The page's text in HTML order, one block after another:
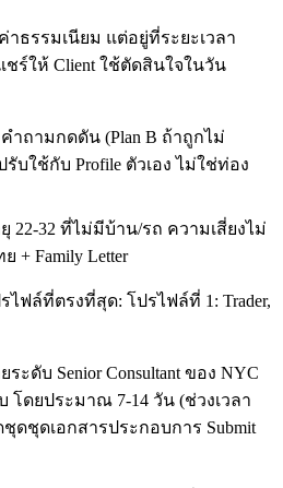
ค่าธรรมเนียม แต่อยู่ที่ระยะเวลา
ชร์ให้ Client ใช้ตัดสินใจในวัน
คำถามกดดัน (Plan B ถ้าถูกไม่
บใช้กับ Profile ตัวเอง ไม่ใช่ท่อง
22-32 ที่ไม่มีบ้าน/รถ ความเสี่ยงไม่
+ Family Letter
ไฟล์ที่ตรงที่สุด: โปรไฟล์ที่ 1: Trader,
ะดับ Senior Consultant ของ NYC
โดยประมาณ 7-14 วัน (ช่วงเวลา
ดชุดเอกสารประกอบการ Submit